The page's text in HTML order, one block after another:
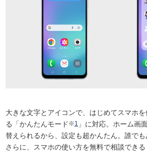
大きな文字とアイコンで、はじめてスマホ
る「かんたんモード ※1 」に対応。ホーム画
替えられるから、設定も超かんたん。誰でも
さらに、スマホの使い方を無料で相談でき